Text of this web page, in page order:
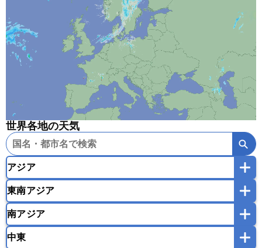
世界各地の天気
アジア
韓国
モンゴル
東南アジア
インドネシア
南アジア
中東